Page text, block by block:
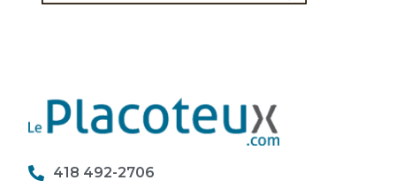
418 492-2706